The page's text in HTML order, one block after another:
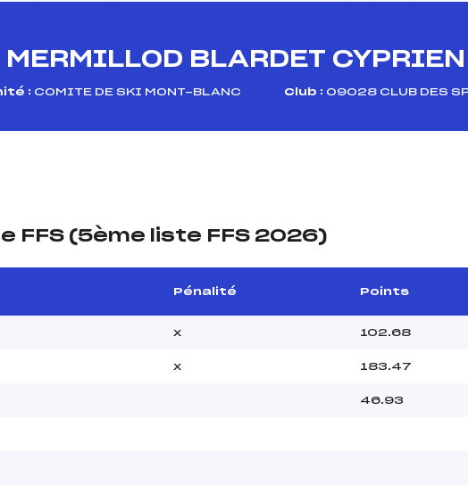
MERMILLOD BLARDET CYPRIEN
: COMITE DE SKI MONT-BLANC Club : 09028 CLUB DES
FFS (5ème liste FFS 2026)
Pénalité Points
x 102.68
x 183.47
46.93